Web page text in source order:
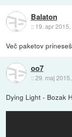
Balaton
:: 19. apr 2015,
Več paketov
oo7
::29. maj
Dying Light - Bozak